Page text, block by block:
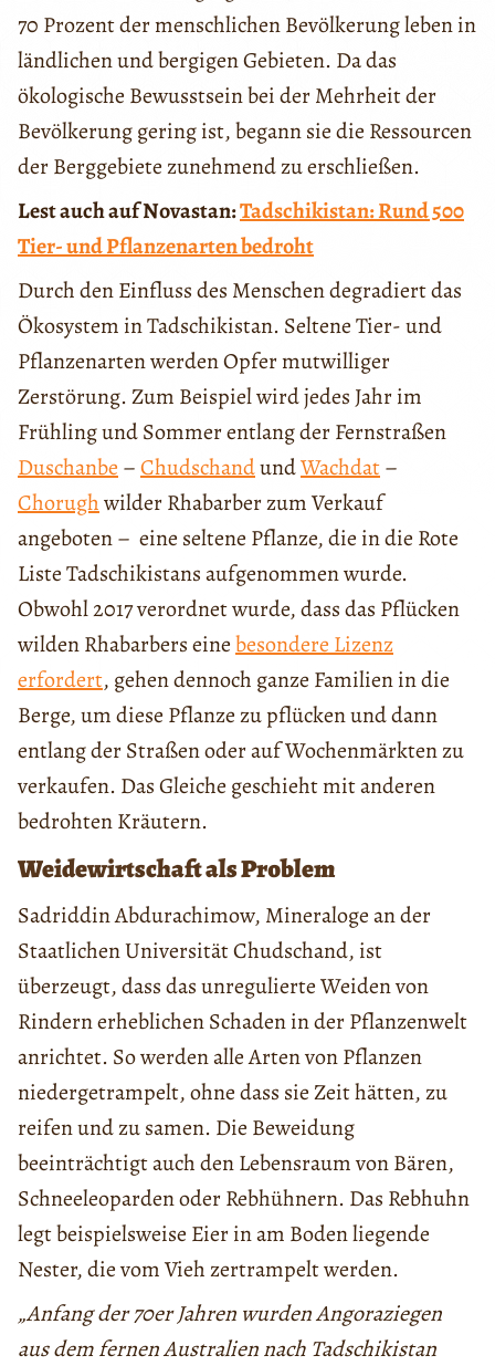
70 Prozent der menschlichen Bevölkerung leben in
ländlichen und bergigen Gebieten. Da das
ökologische Bewusstsein bei der Mehrheit der
Bevölkerung gering ist, begann sie die Ressourcen
der Berggebiete zunehmend zu erschließen.
Lest auch auf Novastan:Tadschikistan: Rund 500
Tier- und Pflanzenarten bedroht
Durch den Einfluss des Menschen degradiert das
Ökosystem in Tadschikistan. Seltene Tier- und
Pflanzenarten werden Opfer mutwilliger
Zerstörung. Zum Beispiel wird jedes Jahr im
Frühling und Sommer entlang der Fernstraßen
Duschanbe–ChudschandundWachdat–
Chorughwilder Rhabarber zum Verkauf
angeboten – eine seltene Pflanze, die in die Rote
Liste Tadschikistans aufgenommen wurde.
Obwohl 2017 verordnet wurde, dass das Pflücken
wilden Rhabarbers einebesondere Lizenz
erfordert, gehen dennoch ganze Familien in die
Berge, um diese Pflanze zu pflücken und dann
entlang der Straßen oder auf Wochenmärkten zu
verkaufen. Das Gleiche geschieht mit anderen
bedrohten Kräutern.
Weidewirtschaft als Problem
Sadriddin Abdurachimow, Mineraloge an der
Staatlichen Universität Chudschand, ist
überzeugt, dass das unregulierte Weiden von
Rindern erheblichen Schaden in der Pflanzenwelt
anrichtet. So werden alle Arten von Pflanzen
niedergetrampelt, ohne dass sie Zeit hätten, zu
reifen und zu samen. Die Beweidung
beeinträchtigt auch den Lebensraum von Bären,
Schneeleoparden oder Rebhühnern. Das Rebhuhn
legt beispielsweise Eier in am Boden liegende
Nester, die vom Vieh zertrampelt werden.
„Anfang der 70er Jahren wurden Angoraziegen
aus dem fernen Australien nach Tadschikistan